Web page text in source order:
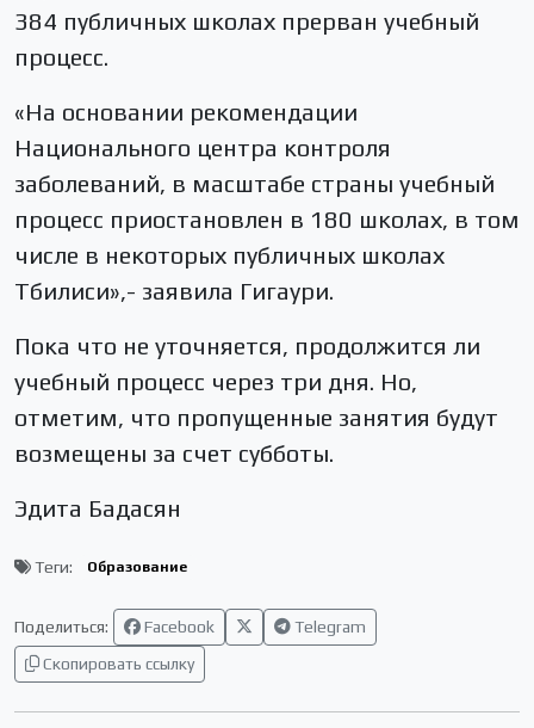
384 публичных школах прерван учебный
процесс.
«На основании рекомендации
Национального центра контроля
заболеваний, в масштабе страны учебный
процесс приостановлен в 180 школах, в том
числе в некоторых публичных школах
Тбилиси»,- заявила Гигаури.
Пока что не уточняется, продолжится ли
учебный процесс через три дня. Но,
отметим, что пропущенные занятия будут
возмещены за счет субботы.
Эдита Бадасян
Теги: Образование
Поделиться: Facebook
Telegram
Скопировать ссылку